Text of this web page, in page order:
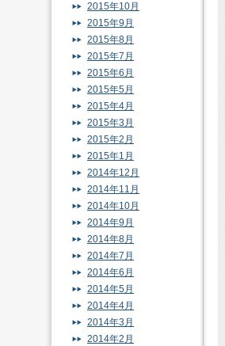
2015年10月
2015年9月
2015年8月
2015年7月
2015年6月
2015年5月
2015年4月
2015年3月
2015年2月
2015年1月
2014年12月
2014年11月
2014年10月
2014年9月
2014年8月
2014年7月
2014年6月
2014年5月
2014年4月
2014年3月
2014年2月